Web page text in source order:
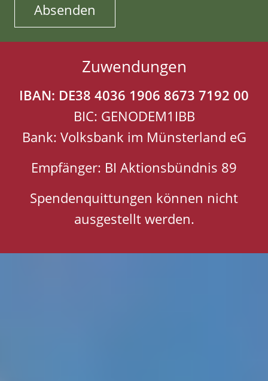
Zuwendungen
IBAN: DE38 4036 1906 8673 7192 00
BIC: GENODEM1IBB
Bank: Volksbank im Münsterland eG
Empfänger: BI Aktionsbündnis 89
Spendenquittungen können nicht
ausgestellt werden.